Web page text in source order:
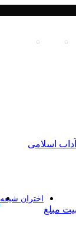
English
اسلامی
مبلغ
اختران شیعه